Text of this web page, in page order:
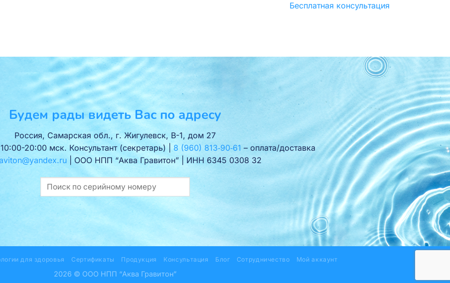
Бесплатная консультация
Будем рады видеть Вас по адресу
Россия, Самарская обл., г. Жигулевск, В-1, дом 27
20:00 мск. Консультант (секретарь) | 8 (960) 813‑90‑61 – оплата/доставка
| ООО НПП “Аква Гравитон” | ИНН 6345 0308 32
для здоровья Сертификаты Продукция Консультация Блог Сотрудничество Мой аккаунт
2026 © ООО НПП “Аква Гравитон”